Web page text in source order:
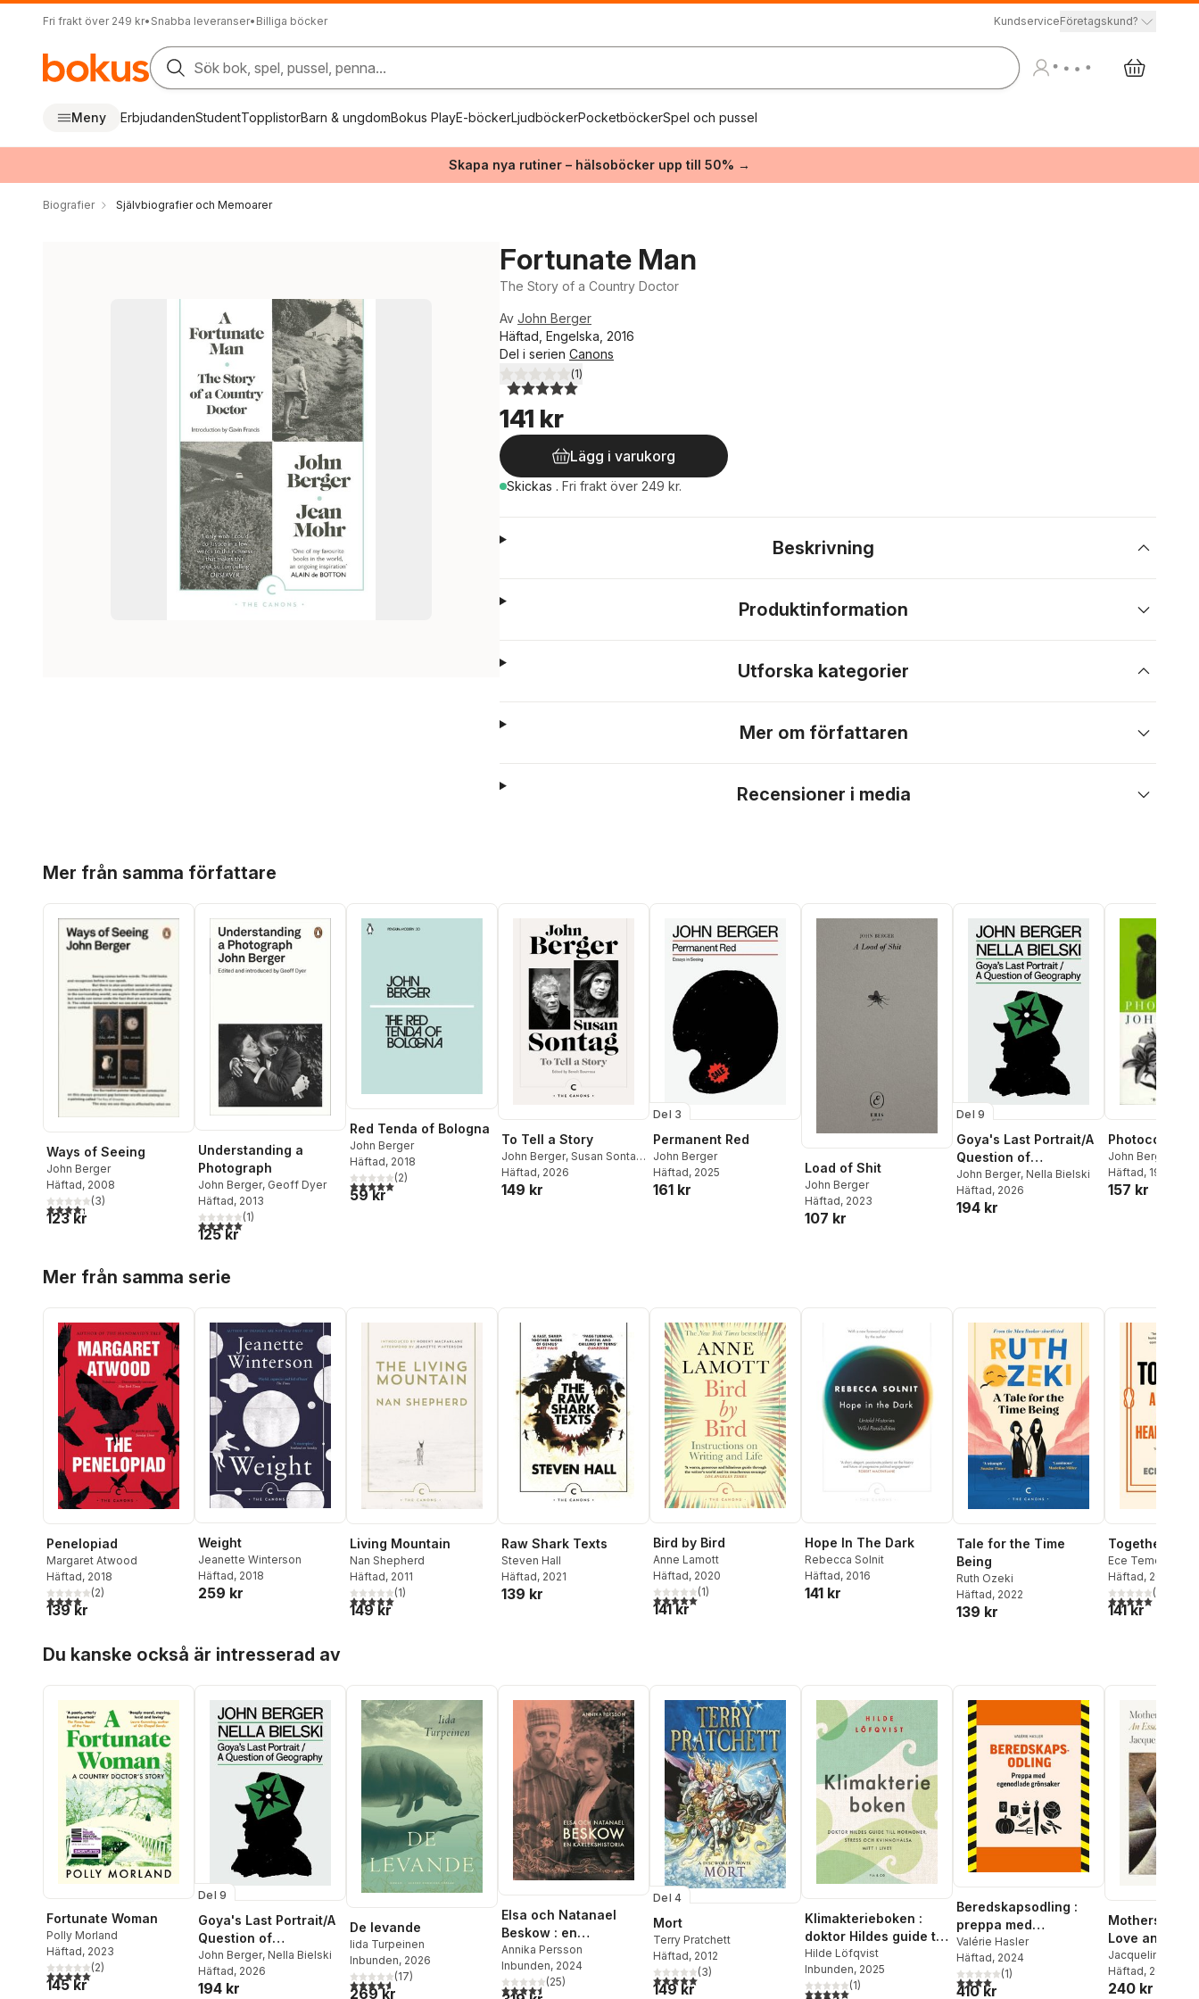
Fri frakt över 249 kr• Snabba leveranser• Billiga böcker KundserviceFöretagskund?
Sök bok, spel, pussel, penna...
Meny ErbjudandenStudentTopplistorBarn & ungdomBokus PlayE-böckerLjudböckerPocketböckerSpel och pussel
Skapa nya rutiner – hälsoböcker upp till 50% →
Biografier Självbiografier och Memoarer
Fortunate Man
The Story of a Country Doctor
Av John Berger
Häftad, Engelska, 2016
Del i serien Canons
5,0utav 5 stjärnor. Totalt antal röster:
(1)
141 kr
Lägg i varukorg
Skickas . Fri frakt över 249 kr.
Beskrivning
Produktinformation
Utforska kategorier
Mer om författaren
Recensioner i media
Mer från samma författare
Ways of Seeing
John Berger
Häftad, 2008
4,3utav 5 stjärnor. Totalt antal röster:
(3)
123 kr
Understanding a
Photograph
John Berger, Geoff Dyer
Häftad, 2013
5,0utav 5 stjärnor. Totalt antal röster:
(1)
125 kr
Red Tenda of Bologna
John Berger
Häftad, 2018
5,0utav 5 stjärnor. Totalt antal röster:
(2)
59 kr
To Tell a Story
John Berger, Susan Sontag ,
Benoît Bourreau
Häftad, 2026
149 kr
Del 3
Permanent Red
John Berger
Häftad, 2025
161 kr
Load of Shit
John Berger
Häftad, 2023
107 kr
Del 9
Goya's Last Portrait/A
Question of
Geography
John Berger, Nella Bielski
Häftad, 2026
194 kr
Photocopies
John Berger
Häftad, 1997
157 kr
Mer från samma serie
Penelopiad
Margaret Atwood
Häftad, 2018
4,0utav 5 stjärnor. Totalt antal röster:
(2)
139 kr
Weight
Jeanette Winterson
Häftad, 2018
259 kr
Living Mountain
Nan Shepherd
Häftad, 2011
5,0utav 5 stjärnor. Totalt antal röster:
(1)
149 kr
Raw Shark Texts
Steven Hall
Häftad, 2021
139 kr
Bird by Bird
Anne Lamott
Häftad, 2020
5,0utav 5 stjärnor. Totalt antal röster:
(1)
141 kr
Hope In The Dark
Rebecca Solnit
Häftad, 2016
141 kr
Tale for the Time
Being
Ruth Ozeki
Häftad, 2022
139 kr
Together
Ece Temelkuran
Häftad, 2025
5,0utav 5(
141 kr
Du kanske också är intresserad av
Fortunate Woman
Polly Morland
Häftad, 2023
5,0utav 5 stjärnor. Totalt antal röster:
(2)
145 kr
Del 9
Goya's Last Portrait/A
Question of
Geography
John Berger, Nella Bielski
Häftad, 2026
194 kr
De levande
Iida Turpeinen
Inbunden, 2026
4,6utav 5 stjärnor. Totalt antal röster:
(17)
269 kr
Elsa och Natanael
Beskow : en
kärlekshistoria
Annika Persson
Inbunden, 2024
4,5utav 5 stjärnor. Totalt antal röster:
(25)
Del 4
Mort
Terry Pratchett
Häftad, 2012
5,0utav 5 stjärnor. Totalt antal röster:
(3)
149 kr
Klimakterieboken :
doktor Hildes guide till
hormoner, stress och
kvinnohälsa mitt i livet
Hilde Löfqvist
Inbunden, 2025
5,0utav 5 stjärnor. Totalt antal röster:
(1)
Beredskapsodling :
preppa med
egenodlade grönsaker
Valérie Hasler
Häftad, 2024
4,0utav 5 stjärnor. Totalt antal röster:
(1)
410 kr
Mothers: An
Love and
Jacqueline Rose
Häftad, 2019
240 kr